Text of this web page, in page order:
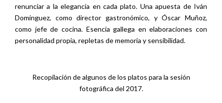
renunciar a la elegancia en cada plato. Una apuesta de Iván
Domínguez, como director gastronómico, y Óscar Muñoz,
como jefe de cocina. Esencia gallega en elaboraciones con
personalidad propia, repletas de memoria y sensibilidad.
Recopilación de algunos de los platos para la sesión
fotográfica del 2017.